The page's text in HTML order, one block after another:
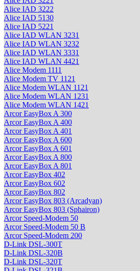
Alice IAD 3222
Alice IAD 5130
Alice IAD 5221
Alice IAD WLAN 3231
Alice IAD WLAN 3232
Alice IAD WLAN 3331
Alice IAD WLAN 4421
Alice Modem 1111
Alice Modem TV 1121
Alice Modem WLAN 1121
Alice Modem WLAN 1231
Alice Modem WLAN 1421
Arcor EasyBox A 300
Arcor EasyBox A 400
Arcor EasyBox A 401
Arcor EasyBox A 600
Arcor EasyBox A 601
Arcor EasyBox A 800
Arcor EasyBox A 801
Arcor EasyBox 402
Arcor EasyBox 602
Arcor EasyBox 802
Arcor EasyBox 803 (Arcadyan)
Arcor EasyBox 803 (Sphairon)
Arcor Speed-Modem 50
Arcor Speed-Modem 50 B
Arcor Speed-Modem 200
D-Link DSL-300T
D-Link DSL-320B
D-Link DSL-320T